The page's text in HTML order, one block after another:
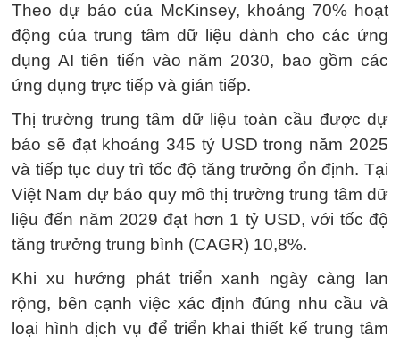
Theo dự báo của McKinsey, khoảng 70% hoạt
động của trung tâm dữ liệu dành cho các ứng
dụng AI tiên tiến vào năm 2030, bao gồm các
ứng dụng trực tiếp và gián tiếp.
Thị trường trung tâm dữ liệu toàn cầu được dự
báo sẽ đạt khoảng 345 tỷ USD trong năm 2025
và tiếp tục duy trì tốc độ tăng trưởng ổn định. Tại
Việt Nam dự báo quy mô thị trường trung tâm dữ
liệu đến năm 2029 đạt hơn 1 tỷ USD, với tốc độ
tăng trưởng trung bình (CAGR) 10,8%.
Khi xu hướng phát triển xanh ngày càng lan
rộng, bên cạnh việc xác định đúng nhu cầu và
loại hình dịch vụ để triển khai thiết kế trung tâm